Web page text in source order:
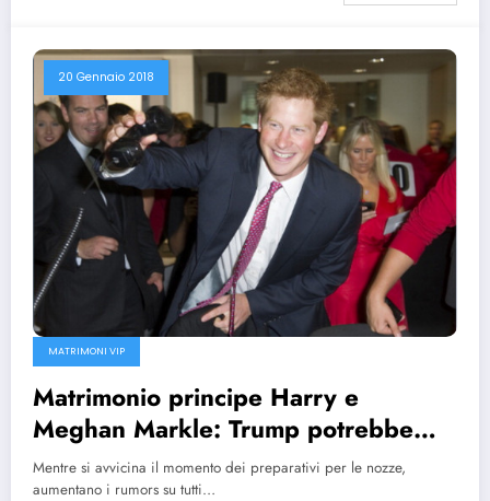
20 Gennaio 2018
MATRIMONI VIP
Matrimonio principe Harry e
Meghan Markle: Trump potrebbe
non essere invitato
Mentre si avvicina il momento dei preparativi per le nozze,
aumentano i rumors su tutti…